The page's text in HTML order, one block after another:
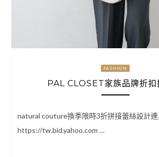
FASHION
PAL CLOSET家族品牌折扣
natural couture換季限時3折拼接蕾絲設計
https://tw.bid.yahoo.com …